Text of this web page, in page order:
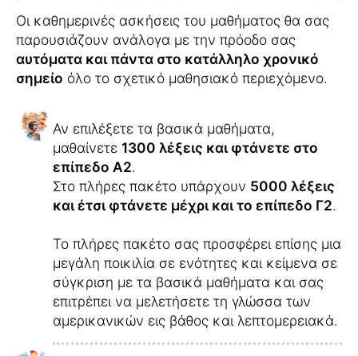
Οι καθημερινές ασκήσεις του μαθήματος θα σας
παρουσιάζουν ανάλογα με την πρόοδο σας
αυτόματα και πάντα στο κατάλληλο χρονικό
σημείο όλο το σχετικό μαθησιακό περιεχόμενο.
Αν επιλέξετε τα βασικά μαθήματα,
μαθαίνετε 1300 λέξεις και φτάνετε στο
επίπεδο Α2.
Στο πλήρες πακέτο υπάρχουν 5000 λέξεις
και έτσι φτάνετε μέχρι και το επίπεδο Γ2.
Το πλήρες πακέτο σας προσφέρει επίσης μια
μεγάλη ποικιλία σε ενότητες και κείμενα σε
σύγκριση με τα βασικά μαθήματα και σας
επιτρέπει να μελετήσετε τη γλώσσα των
αμερικανικών εις βάθος και λεπτομερειακά.